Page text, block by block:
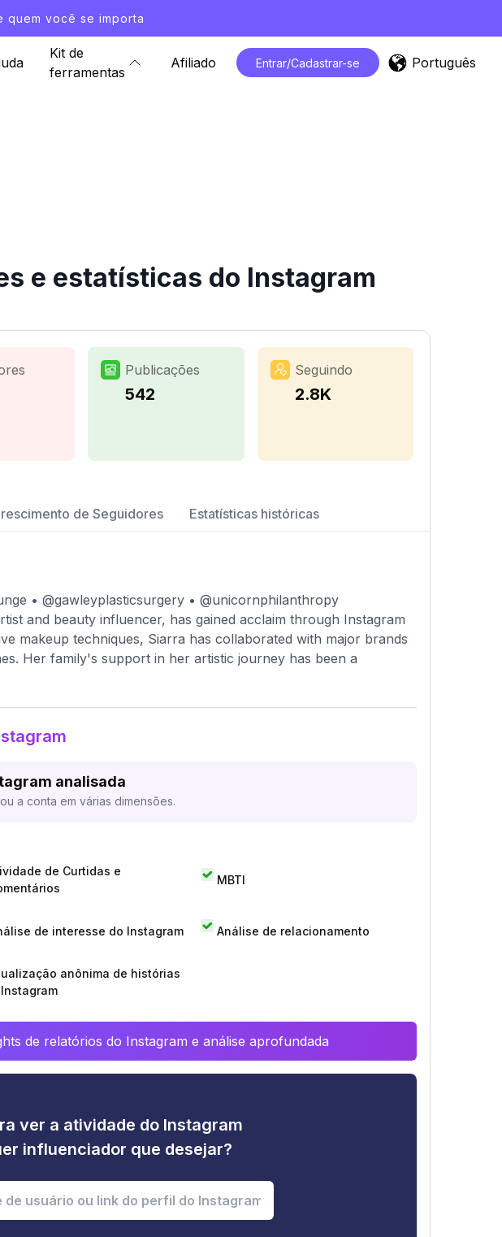
quem você se importa
Kit de
ferramentas
Afiliado Entrar/Cadastrar-se Português
e estatísticas do Instagram
Publicações
542
Seguindo
2.8K
de Seguidores Estatísticas históricas
• @gawleyplasticsurgery • @unicornphilanthropy
and beauty influencer, has gained acclaim through Instagram
makeup techniques, Siarra has collaborated with major brands
Her family's support in her artistic journey has been a
analisada
a conta em várias dimensões.
de Curtidas e
MBTI
de interesse do Instagram Análise de relacionamento
anônima de histórias
de relatórios do Instagram e análise aprofundada
ver a atividade do Instagram
influenciador que desejar?